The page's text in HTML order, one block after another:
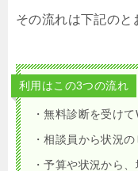
その流れは下記のと
利用はこの3つの流れ
・無料診断を受け
・相談員から状況
・予算や状況から